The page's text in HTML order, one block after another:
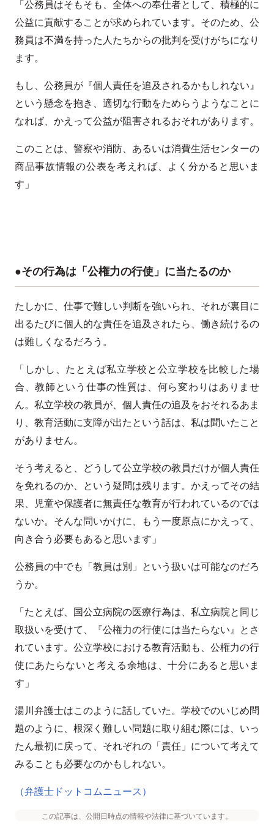
「公務員はそもそも、全体への奉仕者として、積極的に
公益に貢献することが求められています。そのため、公
務員は不満を持った人たちからの批判を受けがちになり
ます。
もし、公務員が『個人責任を追及されるかもしれない』
という懸念を抱き、適切な行動をためらうようなことに
なれば、かえって公益が阻害されるおそれがあります。
このことは、警察や消防、あるいは消費生活センターの
商品事故情報の公表を考えれば、よく分かると思いま
す」
●その行為は「公権力の行使」に当たるのか
たしかに、仕事で難しい判断を強いられ、それが裏目に
出るたびに個人的な責任を追及されたら、働き続けるの
は難しくなるだろう。
「しかし、たとえば私立学校と公立学校を比較した場
合、教師という仕事の性質は、何ら変わりはありませ
ん。私立学校の教員が、個人責任の追及をおそれるあま
り、教育活動に支障が出たという話は、私は聞いたこと
がありません。
そう考えると、どうして公立学校の教員だけが個人責任
を免れるのか、という疑問は残ります。かえってその結
果、児童や保護者に無責任な教育が行われているのでは
ないか。そんな問いかけに、もう一度原点にかえって、
向き合う必要もあると思います」
公務員の中でも「教員は別」という扱いは可能なのだろ
うか。
「たとえば、国公立病院の医療行為は、私立病院と同じ
取扱いを受けて、『公権力の行使には当たらない』とさ
れています。公立学校における教育活動も、公権力の行
使にあたらないと考える余地は、十分にあると思いま
す」
湯川弁護士はこのように話していた。学校でのいじめ問
題のように、根深く難しい問題に取り組む際には、いっ
たん最初に戻って、それぞれの「責任」について考えて
みることも必要なのかもしれない。
（弁護士ドットコムニュース）
この記事は、公開日時点の情報や法律に基づいています。